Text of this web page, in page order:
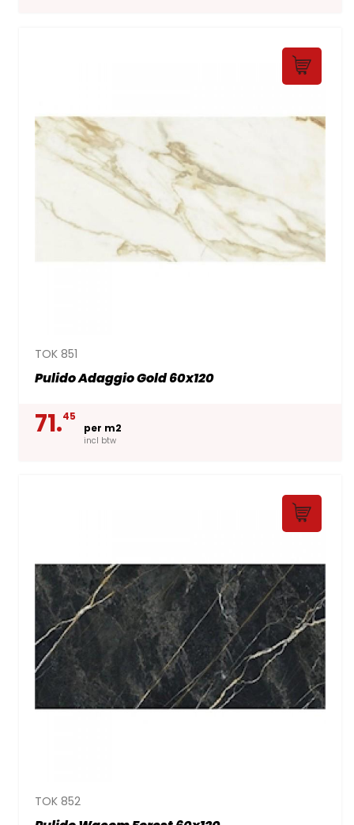
TOK 851
Pulido Adaggio Gold 60x120
71.45
per m2
incl btw
TOK 852